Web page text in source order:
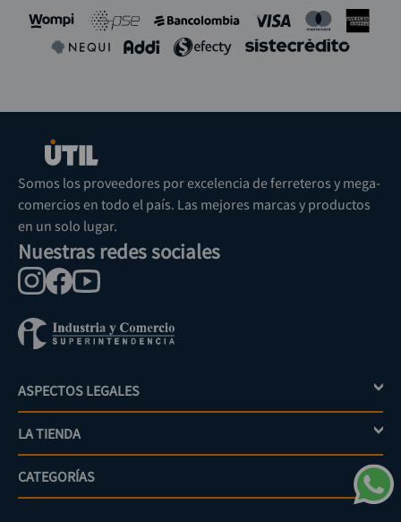
Somos los proveedores por excelencia de ferreteros y mega-
comercios en todo el país. Las mejores marcas y productos
en un solo lugar.
Nuestras redes sociales
ASPECTOS LEGALES +
Política de tratamiento de datos personales
Términos y condiciones
LA TIENDA +
Mi cuenta
CATEGORÍAS